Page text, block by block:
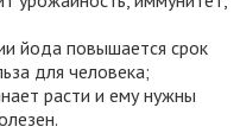
йода повышается срок
для человека;
расти и ему нужны